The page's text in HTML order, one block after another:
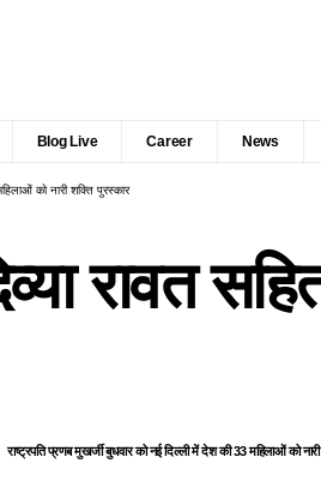
Blog Live Career News
को नारी शक्ति पुरस्कार
रावत
राष्ट्रपति प्रणब मुखर्जी बुधवार को नई दिल्ली में देश की 33 महिलाओं को